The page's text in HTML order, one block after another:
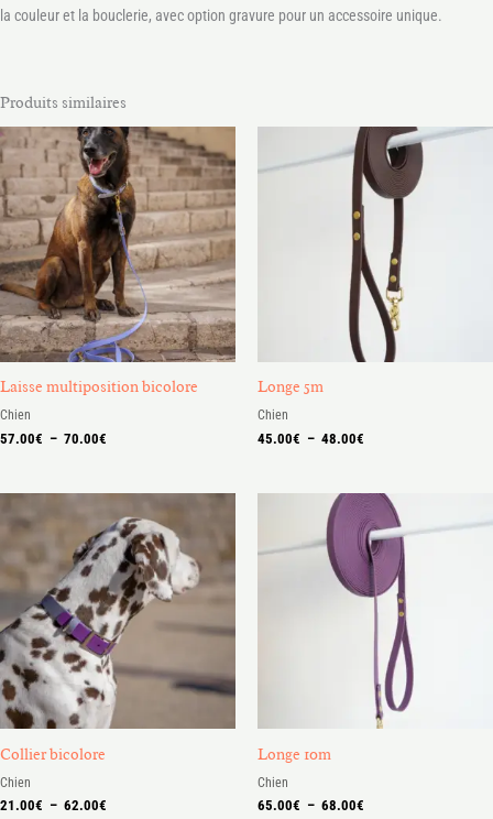
la couleur et la bouclerie, avec option gravure pour un accessoire unique.
Produits similaires
Laisse multiposition bicolore
Chien
57.00€ – 70.00€
Plage
de
prix :
57.00€
à
70.00€
Longe 5m
Chien
45.00€ – 48.00€
Plage
de
prix :
45.00€
à
Collier bicolore
Chien
21.00€ – 62.00€
de
prix :
21.00€
à
62.00€
Longe 10m
Chien
65.00€ – 68.00€
Plage
de
prix :
65.00€
à
68.00€